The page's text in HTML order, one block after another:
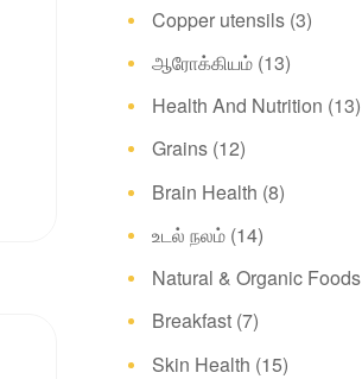
Copper utensils (3)
ஆரோக்கியம் (13)
Health And Nutrition (13)
Grains (12)
Brain Health (8)
உடல் நலம் (14)
Natural & Organic Foods
Breakfast (7)
Skin Health (15)